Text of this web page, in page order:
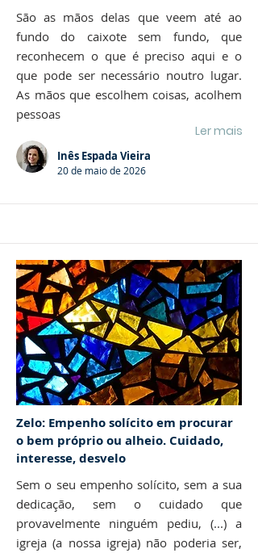
São as mãos delas que veem até ao
fundo do caixote sem fundo, que
reconhecem o que é preciso aqui e o
que pode ser necessário noutro lugar.
As mãos que escolhem coisas, acolhem
pessoas
Ler mais
Inês Espada Vieira
20 de maio de 2026
Zelo: Empenho solícito em procurar
o bem próprio ou alheio. Cuidado,
interesse, desvelo
Sem o seu empenho solícito, sem a sua
dedicação, sem o cuidado que
provavelmente ninguém pediu, (...) a
igreja (a nossa igreja) não poderia ser,